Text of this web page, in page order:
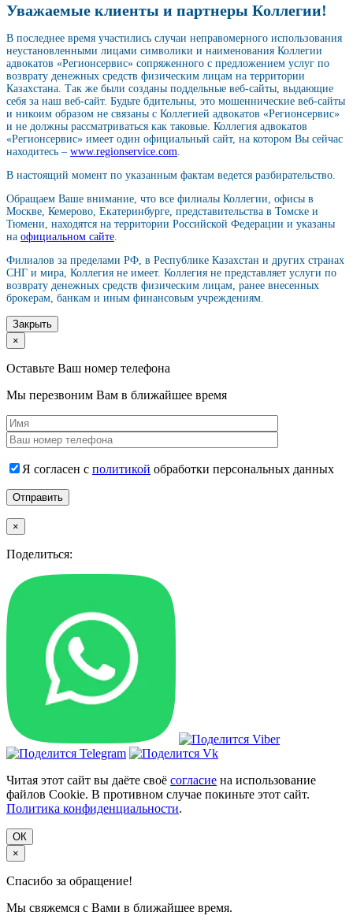
Уважаемые клиенты и партнеры Коллегии!
В последнее время участились случаи неправомерного использования
неустановленными лицами символики и наименования Коллегии
адвокатов «Регионсервис» сопряженного с предложением услуг по
возврату денежных средств физическим лицам на территории
Казахстана. Так же были созданы поддельные веб-сайты, выдающие
себя за наш веб-сайт. Будьте бдительны, это мошеннические веб-сайты
и никоим образом не связаны с Коллегией адвокатов «Регионсервис»
и не должны рассматриваться как таковые. Коллегия адвокатов
«Регионсервис» имеет один официальный сайт, на котором Вы сейчас
находитесь – www.regionservice.com
В настоящий момент по указанным фактам ведется разбирательство.
Обращаем Ваше внимание, что все филиалы Коллегии, офисы в
Москве, Кемерово, Екатеринбурге, представительства в Томске и
Тюмени, находятся на территории Российской Федерации и указаны
на официальном сайте
Филиалов за пределами РФ, в Республике Казахстан и других странах
СНГ и мира, Коллегия не имеет. Коллегия не представляет услуги по
возврату денежных средств физическим лицам, ранее внесенных
брокерам, банкам и иным финансовым учреждениям.
Закрыть
×
Оставьте Ваш номер телефона
Мы перезвоним Вам в ближайшее время
Я согласен с политикой обработки персональных данных
×
Поделиться:
Читая этот сайт вы даёте своё согласие на использование
файлов Cookie. В противном случае покиньте этот сайт.
Политика конфиденциальности.
ОК
×
Спасибо за обращение!
Мы свяжемся с Вами в ближайшее время.